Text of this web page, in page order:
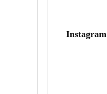
Instagram